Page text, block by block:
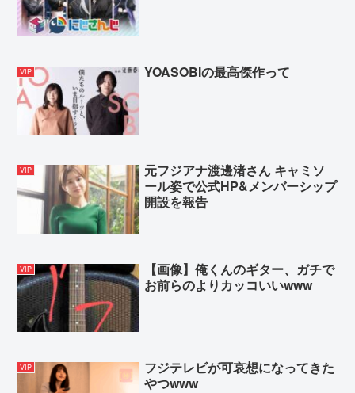
VIP YOASOBIの最高傑作って
VIP
元フジアナ渡邊渚さん キャミソ
ール姿で公式HP&メンバーシップ
開設を報告
VIP
【画像】俺くんのギター、ガチで
お前らのよりカッコいいwww
VIP
フジテレビが可哀想になってきた
やつwww